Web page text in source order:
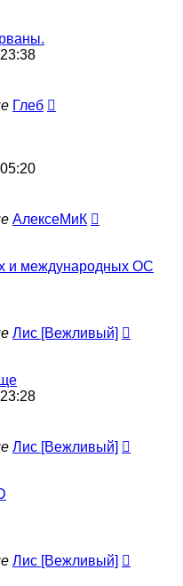
Глеб
АлексеМиК
и международных ОС
Лис [Вежливый]
Лис [Вежливый]
Лис [Вежливый]